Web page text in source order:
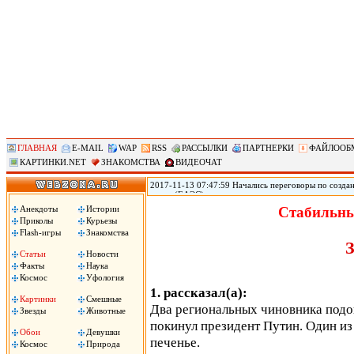
ГЛАВНАЯ E-MAIL WAP RSS РАССЫЛКИ ПАРТНЕРКИ
КАРТИНКИ.NET
ЗНАКОМСТВА ВИДЕОЧАТ
Анекдоты
Истории
Приколы
Курьезы
Flash-игры
Знакомства
Статьи
Новости
Факты
Наука
Космос
Уфология
Картинки
Смешные
Звезды
Животные
Обои
Девушки
Космос
Природа
2017-11-13 07:47:59 Начались переговоры по
союза (ЕАЭС) заинтересованы в максимально
России Дмитрий Медведев. «Мы обсуждаем зону
1. рассказал(а):
Два региональных чиновника
покинул президент Путин. Один
печенье.